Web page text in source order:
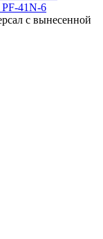
41N-6
с вынесенной